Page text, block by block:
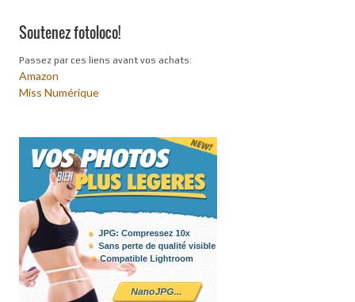
Soutenez fotoloco!
Passez par ces liens avant vos achats:
Amazon
Miss Numérique